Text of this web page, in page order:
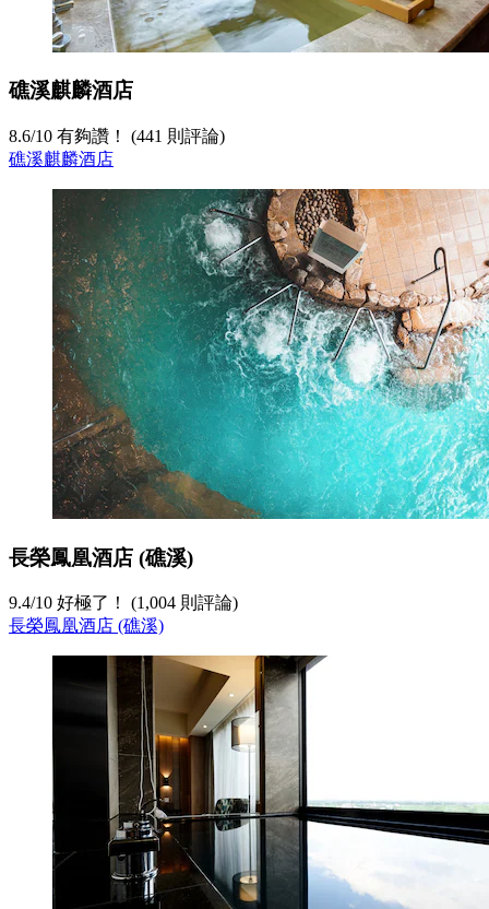
礁溪麒麟酒店
8.6/10 有夠讚！ (441 則評論)
礁溪麒麟酒店
長榮鳳凰酒店 (礁溪)
9.4/10 好極了！ (1,004 則評論)
長榮鳳凰酒店 (礁溪)